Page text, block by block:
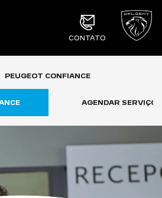
CONTATO
PEUGEOT CONFIANCE
AGENDAR SERVIÇO